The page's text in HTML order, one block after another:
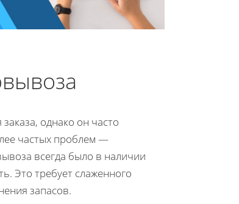
однако он часто
частых проблем —
всегда было в наличии
Это требует слаженного
запасов.